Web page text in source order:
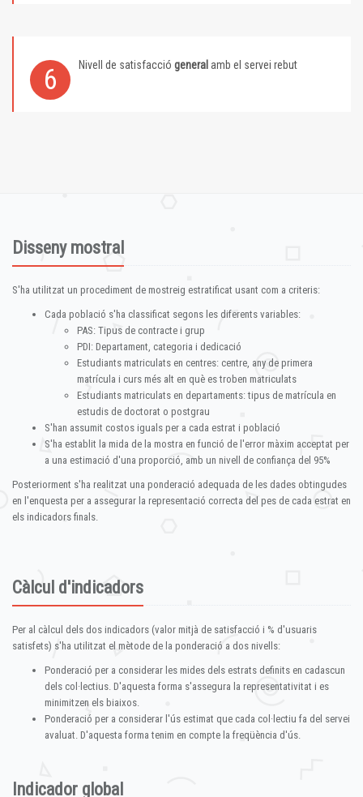
6 Nivell de satisfacció general amb el servei rebut
Disseny mostral
S'ha utilitzat un procediment de mostreig estratificat usant com a criteris:
Cada població s'ha classificat segons les diferents variables:
PAS: Tipus de contracte i grup
PDI: Departament, categoria i dedicació
Estudiants matriculats en centres: centre, any de primera
matrícula i curs més alt en què es troben matriculats
Estudiants matriculats en departaments: tipus de matrícula en
estudis de doctorat o postgrau
S'han assumit costos iguals per a cada estrat i població
S'ha establit la mida de la mostra en funció de l'error màxim acceptat per
a una estimació d'una proporció, amb un nivell de confiança del 95%
Posteriorment s'ha realitzat una ponderació adequada de les dades obtingudes
en l'enquesta per a assegurar la representació correcta del pes de cada estrat en
els indicadors finals.
Càlcul d'indicadors
Per al càlcul dels dos indicadors (valor mitjà de satisfacció i % d'usuaris
satisfets) s'ha utilitzat el mètode de la ponderació a dos nivells:
Ponderació per a considerar les mides dels estrats definits en cadascun
dels col·lectius. D'aquesta forma s'assegura la representativitat i es
minimitzen els biaixos.
Ponderació per a considerar l'ús estimat que cada col·lectiu fa del servei
avaluat. D'aquesta forma tenim en compte la freqüència d'ús.
Indicador global